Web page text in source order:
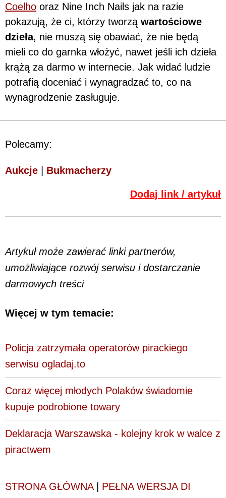
Coelho oraz Nine Inch Nails jak na razie
pokazują, że ci, którzy tworzą wartościowe
dzieła, nie muszą się obawiać, że nie będą
mieli co do garnka włożyć, nawet jeśli ich dzieła
krążą za darmo w internecie. Jak widać ludzie
potrafią doceniać i wynagradzać to, co na
wynagrodzenie zasługuje.
Polecamy:
Aukcje Bukmacherzy
Dodaj link / artykuł
Artykuł może zawierać linki partnerów,
umożliwiające rozwój serwisu i dostarczanie
darmowych treści
Więcej w tym temacie:
Policja zatrzymała operatorów pirackiego
serwisu ogladaj.to
Coraz więcej młodych Polaków świadomie
kupuje podrobione towary
Deklaracja Warszawska - kolejny krok w walce z
piractwem
STRONA GŁÓWNA| PEŁNA WERSJA DI